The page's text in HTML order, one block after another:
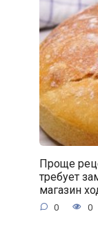
Проще
требует
магазин
0 0